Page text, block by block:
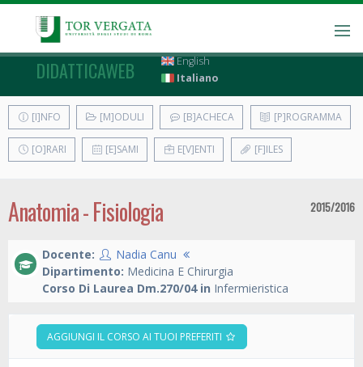
DIDATTICAWEB
English
Italiano
[I]NFO [M]ODULI [B]ACHECA [P]ROGRAMMA
[O]RARI [E]SAMI E[V]ENTI [F]ILES
Anatomia - Fisiologia 2015/2016
Docente:
Nadia Canu
Dipartimento: Medicina E Chirurgia
Corso Di Laurea Dm.270/04 in Infermieristica
AGGIUNGI IL CORSO AI TUOI PREFERITI